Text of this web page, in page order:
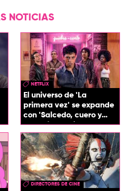
NOTICIAS
NETFLIX
El universo de 'La
primera vez' se expande
con 'Salcedo, cuero y
boogaloo', spin off
DIRECTORES DE CINE